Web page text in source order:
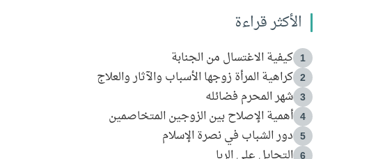
الأكثر قراءة
1 كيفية الاغتسال من الجنابة
2 كراهية المرأة زوجها الأسباب والآثار والعلاج
3 شهر المحرم فضائله
4 أهمية الإصلاح بين الزوجين المتخاصمين
5 دور الشباب في نصرة الإسلام
6